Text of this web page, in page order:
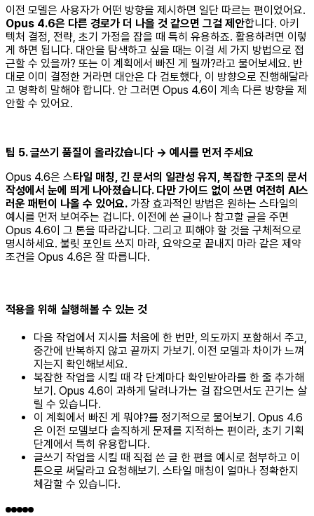
이전 모델은 사용자가 어떤 방향을 제시하면 일단 따르는 편이었어요.
Opus 4.6은 다른 경로가 더 나을 것 같으면 그걸 제안합니다. 아키
텍처 결정, 전략, 초기 가정을 잡을 때 특히 유용하죠. 활용하려면 이렇
게 하면 됩니다. 대안을 탐색하고 싶을 때는 이걸 세 가지 방법으로 접
근할 수 있을까? 또는 이 계획에서 빠진 게 뭘까?라고 물어보세요. 반
대로 이미 결정한 거라면 대안은 다 검토했다, 이 방향으로 진행해달라
고 명확히 말해야 합니다. 안 그러면 Opus 4.6이 계속 다른 방향을 제
안할 수 있어요.
팁 5. 글쓰기 품질이 올라갔습니다 → 예시를 먼저 주세요
Opus 4.6은 스타일 매칭, 긴 문서의 일관성 유지, 복잡한 구조의 문서
작성에서 눈에 띄게 나아졌습니다. 다만 가이드 없이 쓰면 여전히 AI스
러운 패턴이 나올 수 있어요. 가장 효과적인 방법은 원하는 스타일의
예시를 먼저 보여주는 겁니다. 이전에 쓴 글이나 참고할 글을 주면
Opus 4.6이 그 톤을 따라갑니다. 그리고 피해야 할 것을 구체적으로
명시하세요. 불릿 포인트 쓰지 마라, 요약으로 끝내지 마라 같은 제약
조건을 Opus 4.6은 잘 따릅니다.
적용을 위해 실행해볼 수 있는 것
다음 작업에서 지시를 처음에 한 번만, 의도까지 포함해서 주고,
중간에 반복하지 않고 끝까지 가보기. 이전 모델과 차이가 느껴
지는지 확인해보세요.
복잡한 작업을 시킬 때 각 단계마다 확인받아라를 한 줄 추가해
보기. Opus 4.6이 과하게 달려나가는 걸 잡으면서도 끈기는 살
릴 수 있습니다.
이 계획에서 빠진 게 뭐야?를 정기적으로 물어보기. Opus 4.6
은 이전 모델보다 솔직하게 문제를 지적하는 편이라, 초기 기획
단계에서 특히 유용합니다.
글쓰기 작업을 시킬 때 직접 쓴 글 한 편을 예시로 첨부하고 이
톤으로 써달라고 요청해보기. 스타일 매칭이 얼마나 정확한지
체감할 수 있습니다.